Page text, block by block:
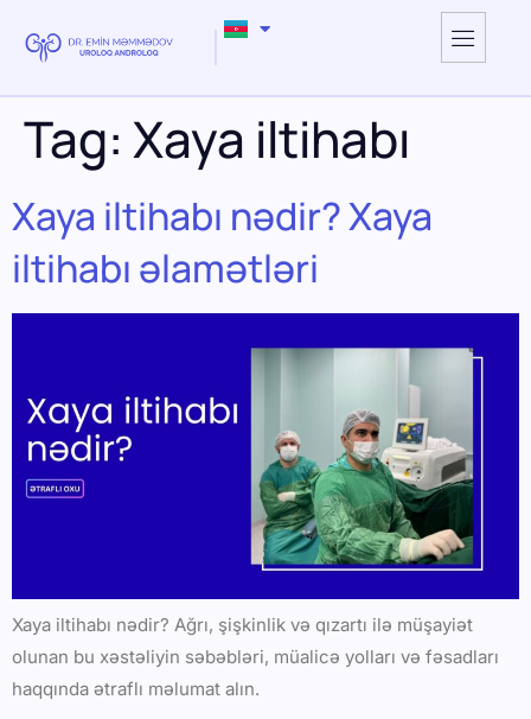
Tag: Xaya iltihabı
Xaya iltihabı nədir? Xaya
iltihabı əlamətləri
Xaya iltihabı nədir? Ağrı, şişkinlik və qızartı ilə müşayiət
olunan bu xəstəliyin səbəbləri, müalicə yolları və fəsadları
haqqında ətraflı məlumat alın.